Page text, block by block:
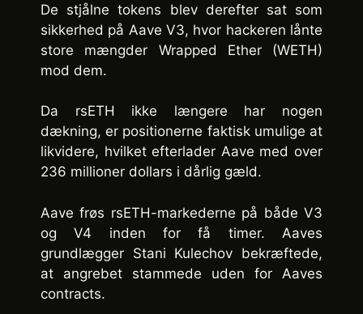
De stjålne tokens blev derefter sat som
sikkerhed på Aave V3, hvor hackeren lånte
store mængder Wrapped Ether (WETH)
mod dem.
Da rsETH ikke længere har nogen
dækning, er positionerne faktisk umulige at
likvidere, hvilket efterlader Aave med over
236 millioner dollars i dårlig gæld.
Aave frøs rsETH-markederne på både V3
og V4 inden for få timer. Aaves
grundlægger Stani Kulechov bekræftede,
at angrebet stammede uden for Aaves
contracts.